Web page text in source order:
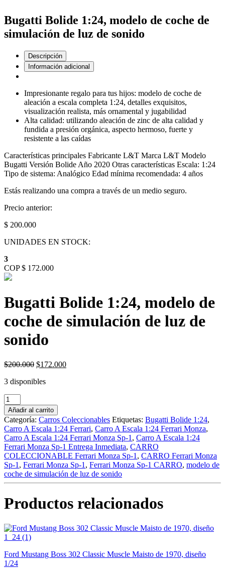
Bugatti Bolide 1:24, modelo de coche de
simulación de luz de sonido
Descripción
Información adicional
Impresionante regalo para tus hijos: modelo de coche de
aleación a escala completa 1:24, detalles exquisitos,
visualización realista, más ornamental y jugabilidad
Alta calidad: utilizando aleación de zinc de alta calidad y
fundida a presión orgánica, aspecto hermoso, fuerte y
resistente a las caídas
Características principales Fabricante L&T Marca L&T Modelo
Bugatti Versión Bolide Año 2020 Otras características Escala: 1:24
Tipo de sistema: Analógico Edad mínima recomendada: 4 años
Estás realizando una compra a través de un medio seguro.
Precio anterior:
$ 200.000
UNIDADES EN STOCK:
3
COP $ 172.000
Bugatti Bolide 1:24, modelo de
coche de simulación de luz de
sonido
$200.000 Original
was:
$172.000Current
3 disponibles
Bugatti
Bolide
1:24,
modelo
de
coche
de
simulación
de
luz
sonido
cantidad
Añadir al carrito
Categoría: Carros Coleccionables Etiquetas: Bugatti Bolide 1:24,
Carro A Escala 1:24 Ferrari, Carro A Escala 1:24 Ferrari Monza,
Carro A Escala 1:24 Ferrari Monza Sp-1 , Carro A Escala 1:24
Ferrari Monza Sp-1 Entrega Inmediata, CARRO
COLECCIONABLE Ferrari Monza Sp-1 , CARRO Ferrari Monza
Sp-1 , Ferrari Monza Sp-1 , Ferrari Monza Sp-1 CARRO, modelo de
coche de simulación de luz de sonido
Productos relacionados
Ford Mustang Boss 302 Classic Muscle Maisto de 1970, diseño
1/24